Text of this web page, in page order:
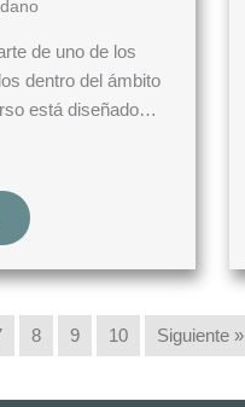
de uno de los
dentro del ámbito
está diseñado…
8 9 10 Siguiente »